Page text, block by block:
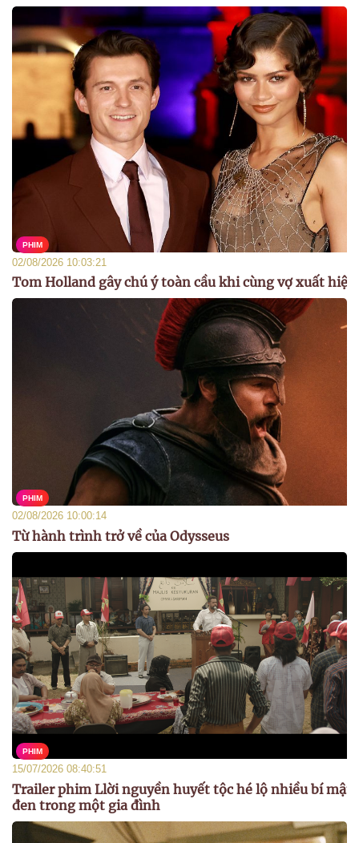
PHIM
02/08/2026 10:03:21
Tom Holland gây chú ý toàn cầu khi cùng vợ xuất hiện
PHIM
02/08/2026 10:00:14
Từ hành trình trở về của Odysseus
PHIM
15/07/2026 08:40:51
Trailer phim Llời nguyền huyết tộc hé lộ nhiều bí mật
đen trong một gia đình